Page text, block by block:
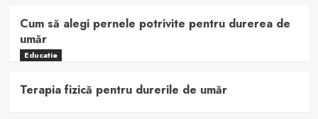
Cum să alegi pernele potrivite pentru durerea de
umăr
Educatie
Terapia fizică pentru durerile de umăr